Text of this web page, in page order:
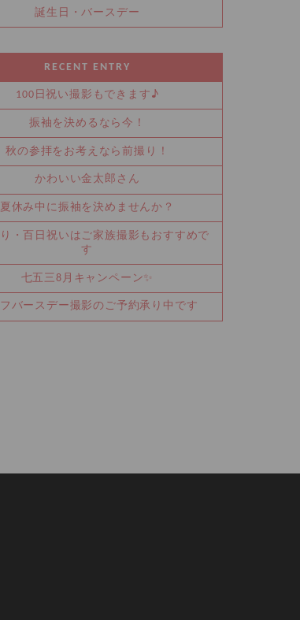
誕生日・バースデー
RECENT ENTRY
100日祝い撮影もできます♪
振袖を決めるなら今！
秋の参拝をお考えなら前撮り！
かわいい金太郎さん
夏休み中に振袖を決めませんか？
・百日祝いはご家族撮影もおすすめで
す
七五三8月キャンペーン✨
バースデー撮影のご予約承り中です